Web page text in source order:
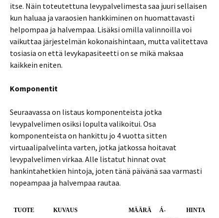
itse. Näin toteutettuna levypalvelimesta saa juuri sellaisen
kun haluaa ja varaosien hankkiminen on huomattavasti
helpompaa ja halvempaa. Lisäksi omilla valinnoilla voi
vaikuttaa järjestelmän kokonaishintaan, mutta valitettava
tosiasia on että levykapasiteetti on se mikä maksaa
kaikkein eniten.
Komponentit
Seuraavassa on listaus komponenteista jotka
levypalvelimen osiksi lopulta valikoitui. Osa
komponenteista on hankittu jo 4 vuotta sitten
virtuaalipalvelinta varten, jotka jatkossa hoitavat
levypalvelimen virkaa. Alle listatut hinnat ovat
hankintahetkien hintoja, joten tänä päivänä saa varmasti
nopeampaa ja halvempaa rautaa.
TUOTE KUVAUS MÄÄRÄ
Á-
HINTA